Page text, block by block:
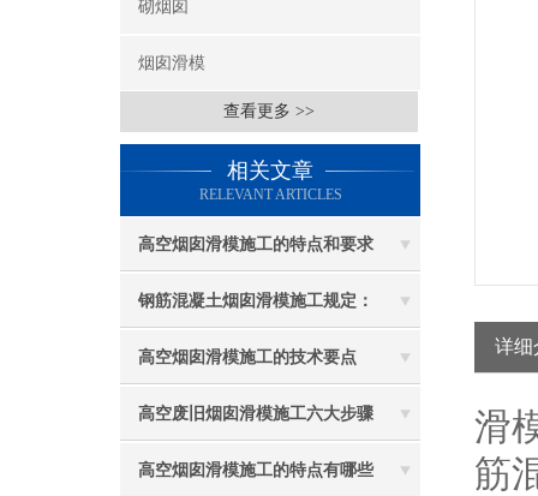
砌烟囱
烟囱滑模
查看更多 >>
相关文章
RELEVANT ARTICLES
高空烟囱滑模施工的特点和要求
钢筋混凝土烟囱滑模施工规定：
高空烟囱滑模施工的技术要点
高空废旧烟囱滑模施工六大步骤
高空烟囱滑模施工的特点有哪些
详细
滑
筋